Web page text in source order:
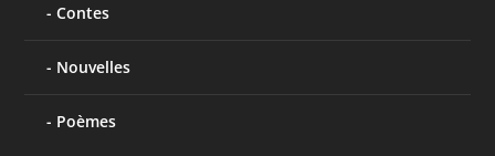
Contes
Nouvelles
Poèmes